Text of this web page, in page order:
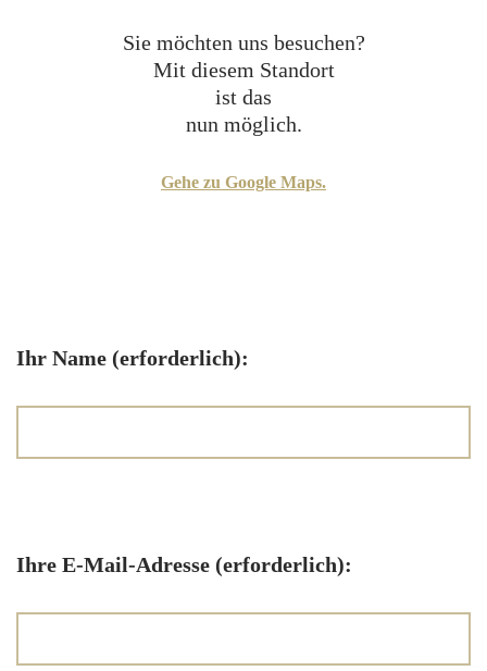
Sie möchten uns besuchen?
Mit diesem Standort
ist das
nun möglich.
Gehe zu Google Maps.
Ihr Name (erforderlich):
Ihre E-Mail-Adresse (erforderlich):